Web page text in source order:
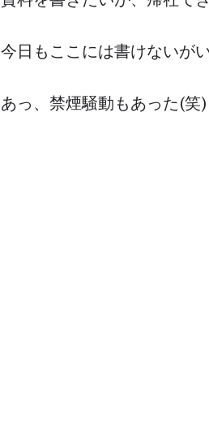
今日もここには書けないが
あっ、禁煙騒動もあった(笑)